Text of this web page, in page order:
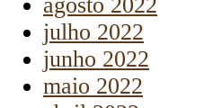
julho 2022
junho 2022
maio 2022